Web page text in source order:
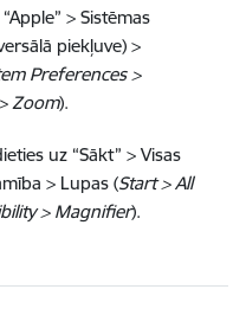
> Sistēmas
piekļuve) >
Preferences >
Zoom).
uz “Sākt” > Visas
> Lupas (Start > All
> Magnifier).